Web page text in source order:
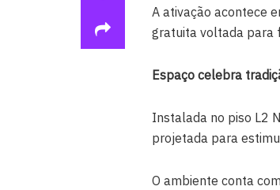
A ativação acontece
gratuita voltada para
Espaço celebra
Instalada no piso L2
projetada para
O ambiente conta